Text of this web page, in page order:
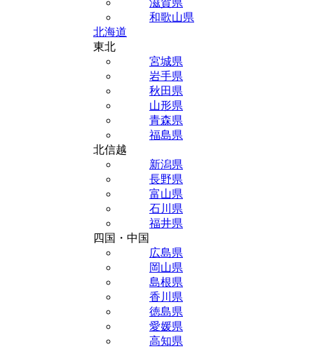
滋賀県
和歌山県
北海道
東北
宮城県
岩手県
秋田県
山形県
青森県
福島県
北信越
新潟県
長野県
富山県
石川県
福井県
四国・中国
広島県
岡山県
島根県
香川県
徳島県
愛媛県
高知県